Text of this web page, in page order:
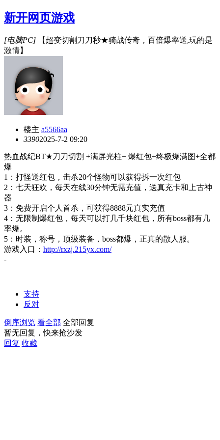
新开网页游戏
[电脑PC] 【超变切割刀刀秒★骑战传奇，百倍爆率送,玩的是
激情】
楼主 a5566aa
33902025-7-2 09:20
热血战纪BT★刀刀切割 +满屏光柱+ 爆红包+终极爆满图+全都
爆
1：打怪送红包，击杀20个怪物可以获得拆一次红包
2：七天狂欢，每天在线30分钟无需充值，送真充卡和上古神
器
3：免费开启个人首杀，可获得8888元真实充值
4：无限制爆红包，每天可以打几千块红包，所有boss都有几
率爆。
5：时装，称号，顶级装备，boss都爆，正真的散人服。
游戏入口： http://rxzj.215yx.com/
-
支持
反对
倒序浏览 看全部 全部回复
暂无回复，快来抢沙发
回复 收藏